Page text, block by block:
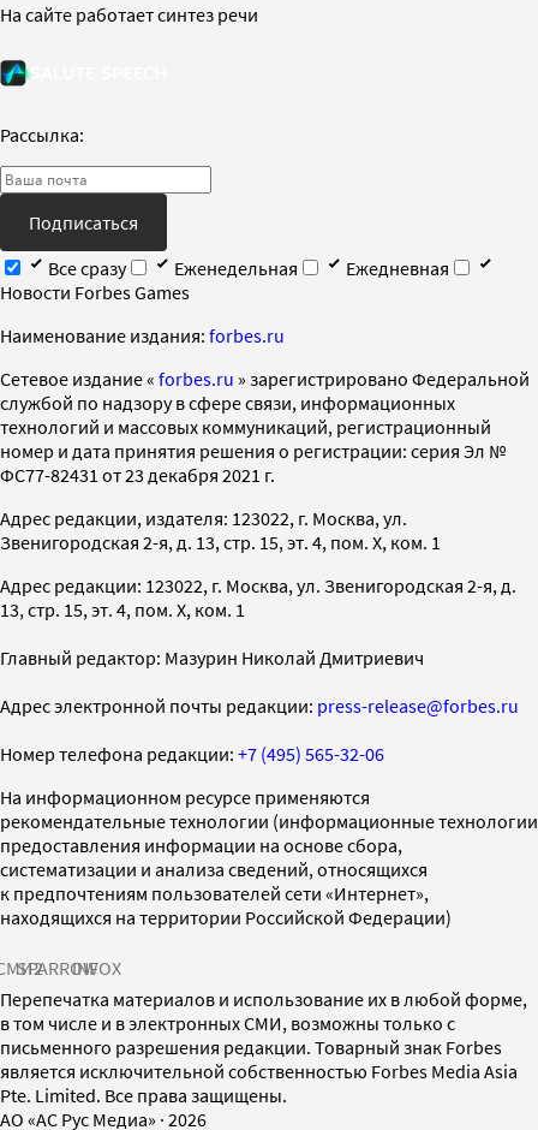
На сайте работает синтез речи
Рассылка:
Подписаться
Все сразу
Еженедельная
Ежедневная
Новости Forbes Games
Наименование издания: forbes.ru
Cетевое издание « forbes.ru » зарегистрировано Федеральной
службой по надзору в сфере связи, информационных
технологий и массовых коммуникаций, регистрационный
номер и дата принятия решения о регистрации: серия Эл №
ФС77-82431 от 23 декабря 2021 г.
Адрес редакции, издателя: 123022, г. Москва, ул.
Звенигородская 2-я, д. 13, стр. 15, эт. 4, пом. X, ком. 1
Адрес редакции: 123022, г. Москва, ул. Звенигородская 2-я, д.
13, стр. 15, эт. 4, пом. X, ком. 1
Главный редактор: Мазурин Николай Дмитриевич
Адрес электронной почты редакции: press-release@forbes.ru
Номер телефона редакции: +7 (495) 565-32-06
На информационном ресурсе применяются
рекомендательные технологии (информационные технологии
предоставления информации на основе сбора,
систематизации и анализа сведений, относящихся
к предпочтениям пользователей сети «Интернет»,
находящихся на территории Российской Федерации)
SPARROWINFOX
Перепечатка материалов и использование их в любой форме,
в том числе и в электронных СМИ, возможны только с
письменного разрешения редакции. Товарный знак Forbes
является исключительной собственностью Forbes Media Asia
Pte. Limited. Все права защищены.
AO «АС Рус Медиа» · 2026